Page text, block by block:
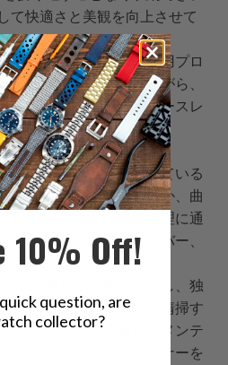
て快適さと美観を向上させて
アウトは、スリムな着用プロ
高さの低減を提供しながら、
保護するためにワンピースレ
保持します。
クリアランスが限られている
上にバーを取り付けるか、曲
さい。ストラップを無理に通
ないと、ストラップ、バー、
あります。
ンや表面の摩耗が発生し、独
ターを生み出します。清掃す
せてください。追加のメンテ
なレザーコンディショナーを
10% Off!
question, are
collector?
collector?